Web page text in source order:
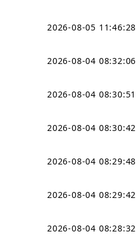
2026-08-05 11:46:28
2026-08-04 08:32:06
2026-08-04 08:30:51
2026-08-04 08:30:42
2026-08-04 08:29:48
2026-08-04 08:29:42
2026-08-04 08:28:32